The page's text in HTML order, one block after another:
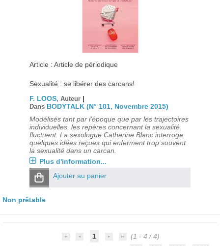
Article : Article de périodique
Sexualité : se libérer des carcans!
F. LOOS, Auteur |
Dans BODYTALK (N° 101, Novembre 2015)
Modélisés tant par l'époque que par les trajectoires
individuelles, les repères concernant la sexualité
fluctuent. La sexologue Catherine Blanc interroge
quelques idées reçues qui enferment trop souvent
la sexualité dans un carcan.
Plus d'information...
Ajouter au panier
Non prêtable
1
(1 - 4 / 4)